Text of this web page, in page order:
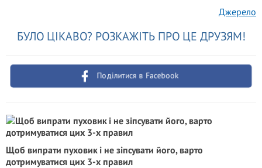
Джерело
БУЛО ЦІКАВО? РОЗКАЖІТЬ ПРО ЦЕ ДРУЗЯМ!
Поділитися в Facebook
Щоб випрати пуховик і не зіпсувати його, варто
дотримуватися цих 3-х правил